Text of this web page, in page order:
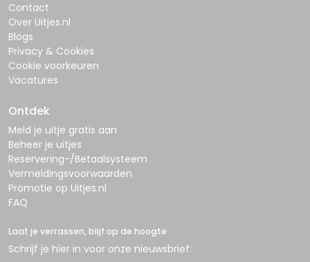
Contact
Over Uitjes.nl
Blogs
Privacy & Cookies
Cookie voorkeuren
Vacatures
Ontdek
Meld je uitje gratis aan
Beheer je uitjes
Reservering-/Betaalsysteem
Vermeldingsvoorwaarden
Promotie op Uitjes.nl
FAQ
Laat je verrassen, blijf op de hoogte
Schrijf je hier in voor onze nieuwsbrief: